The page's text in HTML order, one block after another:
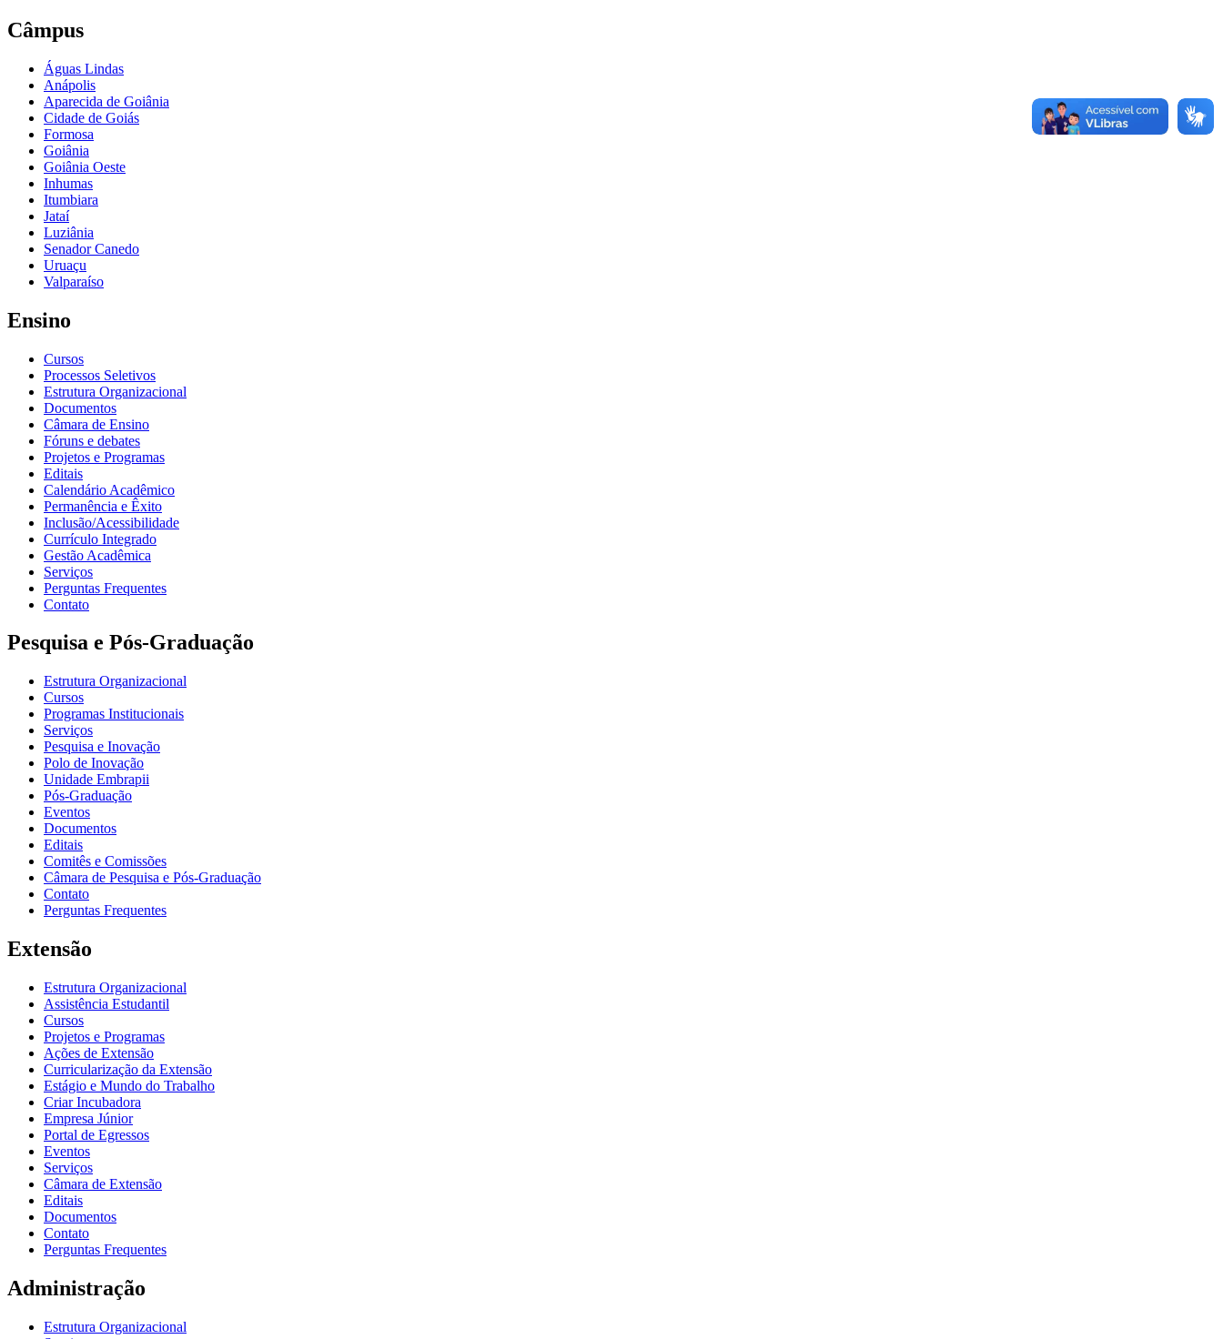
Câmpus
Águas Lindas
Anápolis
Aparecida de Goiânia
Cidade de Goiás
Formosa
Goiânia
Goiânia Oeste
Inhumas
Itumbiara
Jataí
Luziânia
Senador Canedo
Uruaçu
Valparaíso
Ensino
Cursos
Processos Seletivos
Estrutura Organizacional
Documentos
Câmara de Ensino
Fóruns e debates
Projetos e Programas
Editais
Calendário Acadêmico
Permanência e Êxito
Inclusão/Acessibilidade
Currículo Integrado
Gestão Acadêmica
Serviços
Perguntas Frequentes
Contato
Pesquisa e Pós-Graduação
Estrutura Organizacional
Cursos
Programas Institucionais
Serviços
Pesquisa e Inovação
Polo de Inovação
Unidade Embrapii
Pós-Graduação
Eventos
Documentos
Editais
Comitês e Comissões
Câmara de Pesquisa e Pós-Graduação
Contato
Perguntas Frequentes
Extensão
Estrutura Organizacional
Assistência Estudantil
Cursos
Projetos e Programas
Ações de Extensão
Curricularização da Extensão
Estágio e Mundo do Trabalho
Criar Incubadora
Empresa Júnior
Portal de Egressos
Eventos
Serviços
Câmara de Extensão
Editais
Documentos
Contato
Perguntas Frequentes
Administração
Estrutura Organizacional